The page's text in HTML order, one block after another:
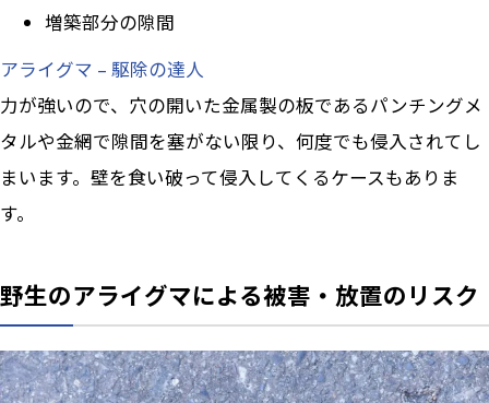
増築部分の隙間
アライグマ – 駆除の達人
力が強いので、穴の開いた金属製の板であるパンチングメ
タルや金網で隙間を塞がない限り、何度でも侵入されてし
まいます。壁を食い破って侵入してくるケースもありま
す。
野生のアライグマによる被害・放置のリスク